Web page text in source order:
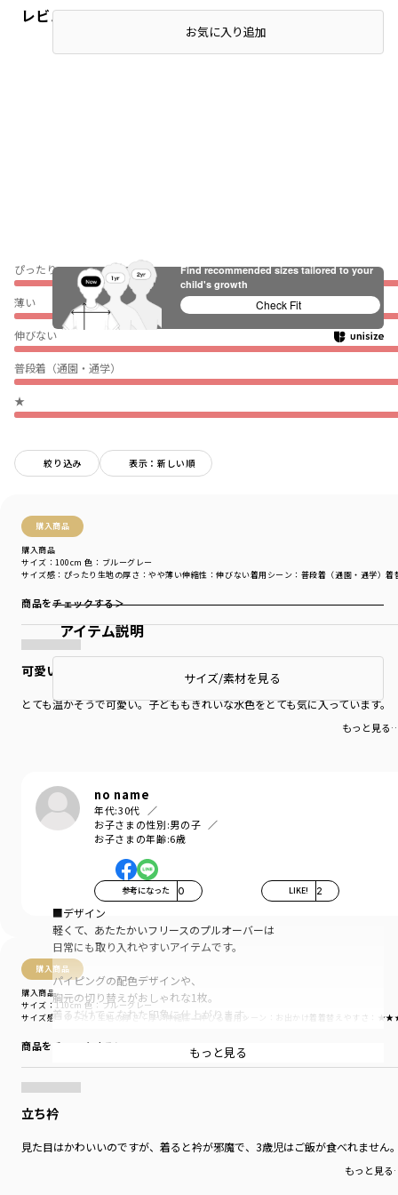
レビュー
ぴったり
薄い
伸びない
普段着（通園・通学）
★
絞り込み 表示：新しい順
購入商品
購入商品
サイズ感 ：ぴったり 生地の厚さ ：やや薄い伸縮性 ：伸びない着用シーン ：普段着（通園・通学）着
サイズ：100cm 色：ブルーグレー
商品をチェックする＞
可愛い
とても温かそうで可愛い。子どももきれいな水色をとても気に入っています。
もっと見る
no name
年代:30代
お子さまの性別:男の子
お子さまの年齢:6歳
参考になった 0 LIKE! 2
購入商品
購入商品
サイズ感：ゆったり 生地の厚さ ：厚い伸縮性 ：伸びる 着用シーン ：お出かけ着 着替えやすさ ：
サイズ：110cm色：ブルーグレー
商品をチェックする＞
立ち衿
見た目はかわいいのですが、着ると衿が邪魔で、3歳児はご飯が食べれません
もっと見
お気に入り追加
アイテム説明
サイズ/素材を見る
■デザイン
軽くて、あたたかいフリースのプルオーバーは
日常にも取り入れやすいアイテムです。
パイピングの配色デザインや、
胸元の切り替えがおしゃれな1枚。
着るだけでこなれた印象に仕上がります。
ゆるっとしたボトムスと合わせて、
アウトドアテイストな着こなしがトレンド。
細身のボトムスと合わせて
シーズン
／アウトレット
もっと見る
Find recommended sizes tailored to your
child's growth
Check Fit